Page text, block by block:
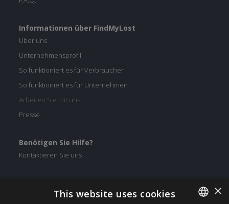
Informationen über FindMyLost
Über uns
Unternehmensprofil
So funktioniert es für Verbraucher
So funktioniert es für Unternehmen
Arbeiten Sie mit uns
Presse
Benötigen Sie Hilfe?
Kontaktieren Sie uns
×
This website uses cookies